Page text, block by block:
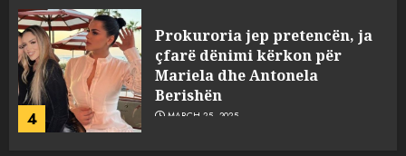
4
Prokuroria jep pretencën, ja
çfarë dënimi kërkon për
Mariela dhe Antonela
Berishën
MARCH 25, 2025